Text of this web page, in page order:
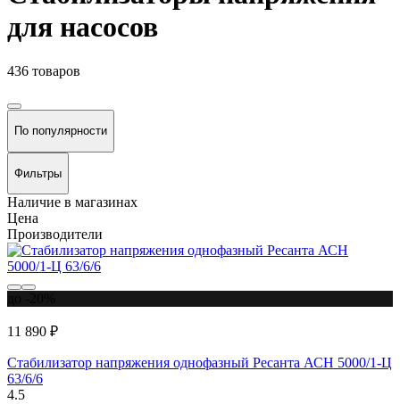
для насосов
436 товаров
По популярности
Фильтры
Наличие в магазинах
Цена
Производители
11 890 ₽
Стабилизатор напряжения однофазный Ресанта АСН 5000/1-Ц
63/6/6
4.5